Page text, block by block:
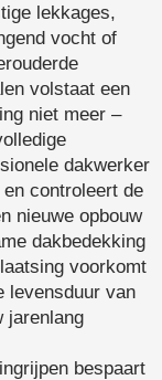
lekkages,
vocht of
volstaat een
niet meer –
dakwerker
controleert de
nieuwe opbouw
dakbedekking
voorkomt
levensduur van
jarenlang
bespaart